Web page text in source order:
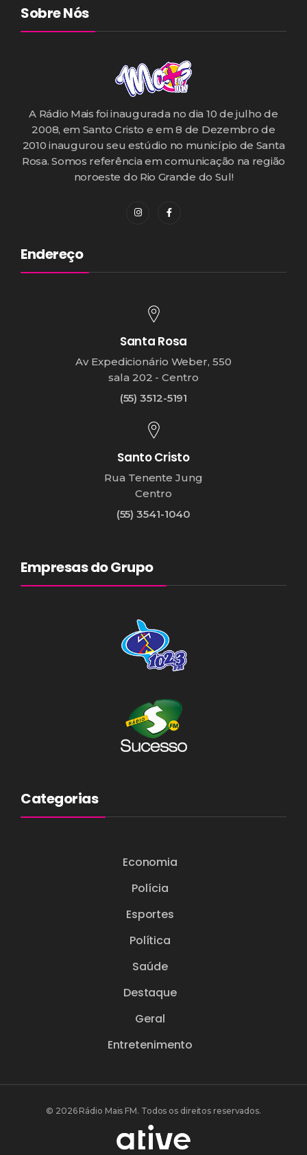
Sobre Nós
A Rádio Mais foi inaugurada no dia 10 de julho de
2008, em Santo Cristo e em 8 de Dezembro de
2010 inaugurou seu estúdio no município de Santa
Rosa. Somos referência em comunicação na região
noroeste do Rio Grande do Sul!
Endereço
Santa Rosa
Av Expedicionário Weber, 550
sala 202 - Centro
(55) 3512-5191
Santo Cristo
Rua Tenente Jung
Centro
(55) 3541-1040
Empresas do Grupo
Categorias
Economia
Polícia
Esportes
Política
Saúde
Destaque
Geral
Entretenimento
© 2026 Rádio Mais FM. Todos os direitos reservados.